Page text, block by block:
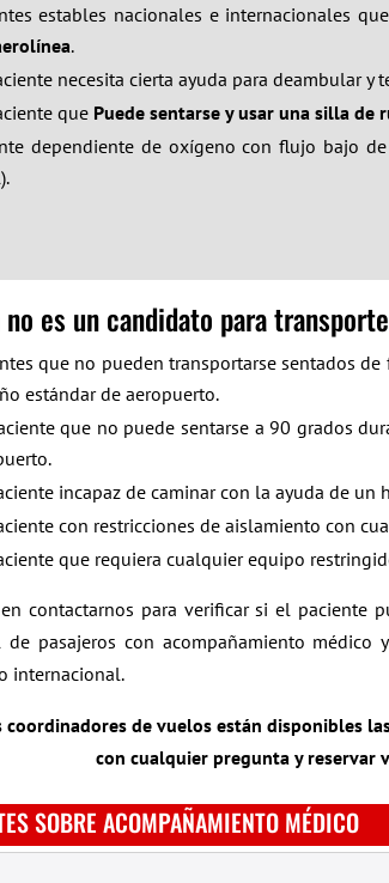
estables nacionales e internacionales
.
necesita cierta ayuda para deambular
que Puede sentarse y usar una silla de
dependiente de oxígeno con flujo bajo
es un candidato para
que no pueden transportarse sentados
estándar de aeropuerto.
que no puede sentarse a 90 grados
incapaz de caminar con la ayuda de
con restricciones de aislamiento con
que requiera cualquier equipo
contactarnos para verificar si el paciente
de pasajeros con acompañamiento
internacional.
coordinadores de vuelos están disponibles
con cualquier pregunta y reservar
SOBRE ACOMPAÑAMIENTO MÉDICO